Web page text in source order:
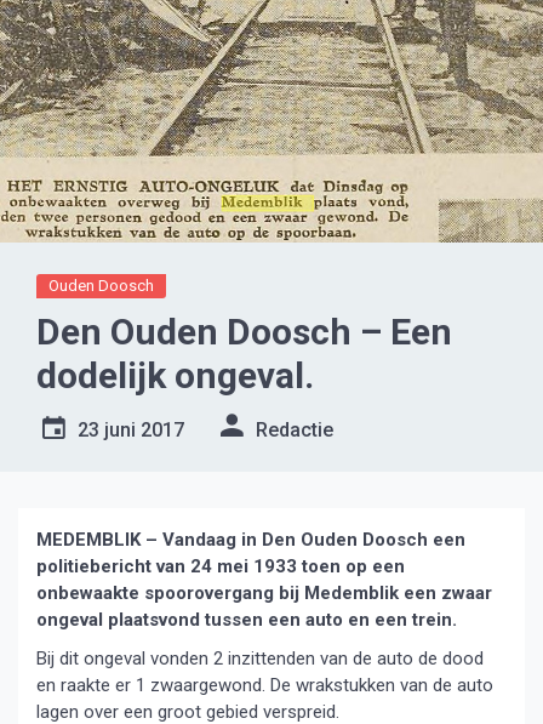
Ouden Doosch
Den Ouden Doosch – Een
dodelijk ongeval.
23 juni 2017 Redactie
MEDEMBLIK – Vandaag in Den Ouden Doosch een
politiebericht van 24 mei 1933 toen op een
onbewaakte spoorovergang bij Medemblik een zwaar
ongeval plaatsvond tussen een auto en een trein.
Bij dit ongeval vonden 2 inzittenden van de auto de dood
en raakte er 1 zwaargewond. De wrakstukken van de auto
lagen over een groot gebied verspreid.